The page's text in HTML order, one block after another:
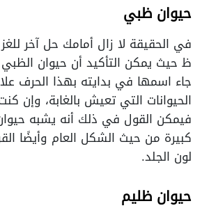
حيوان ظبي
في الحقيقة لا زال أمامك حل آخر
ظ حيث يمكن التأكيد أن حيوان الظبي
جاء اسمها في بدايته بهذا الحرف
الحيوانات التي تعيش بالغابة، وإن
فيمكن القول في ذلك أنه يشبه
كبيرة من حيث الشكل العام وأيضًا
لون الجلد.
حيوان ظليم